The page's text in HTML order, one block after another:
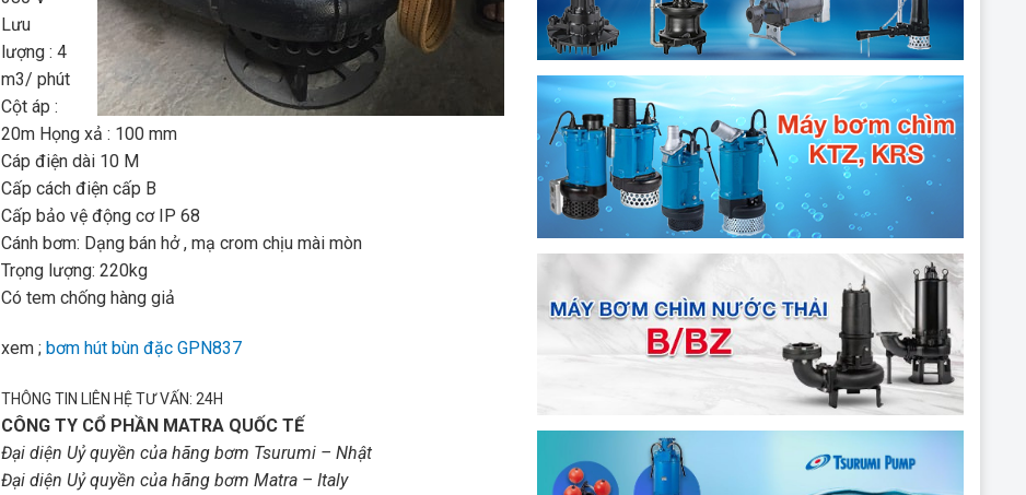
Lưu
lượng : 4
m3/ phút
Cột áp :
20m Họng xả : 100 mm
Cáp điện dài 10 M
Cấp cách điện cấp B
Cấp bảo vệ động cơ IP 68
Cánh bơm: Dạng bán hở , mạ crom chịu mài mòn
Trọng lượng: 220kg
Có tem chống hàng giả
xem ; bơm hút bùn đặc GPN837
THÔNG TIN LIÊN HỆ TƯ VẤN: 24H
CÔNG TY CỔ PHẦN MATRA QUỐC TẾ
Đại diện Uỷ quyền của hãng bơm Tsurumi – Nhật
Đại diện Uỷ quyền của hãng bơm Matra – Italy